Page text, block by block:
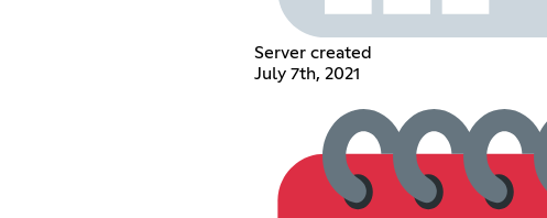
Server created
July 7th, 2021